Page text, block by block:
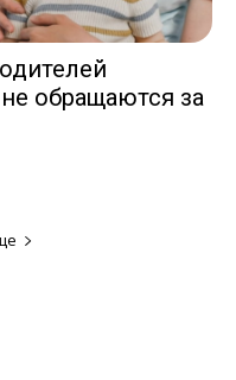
обращаются за